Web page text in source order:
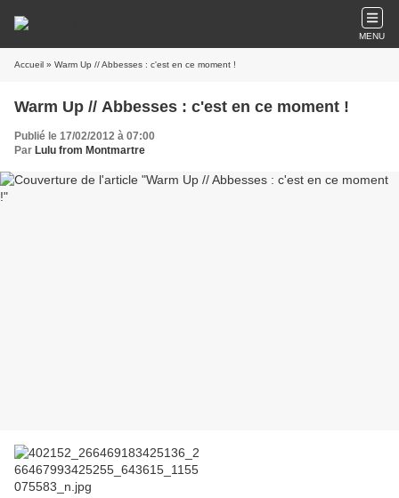
MENU
Accueil » Warm Up // Abbesses : c'est en ce moment !
Warm Up // Abbesses : c'est en ce moment !
Publié le 17/02/2012 à 07:00
Par Lulu from Montmartre